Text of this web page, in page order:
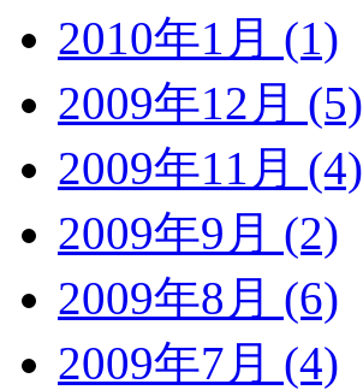
2010年1月 (1)
2009年12月 (5)
2009年11月 (4)
2009年9月 (2)
2009年8月 (6)
2009年7月 (4)